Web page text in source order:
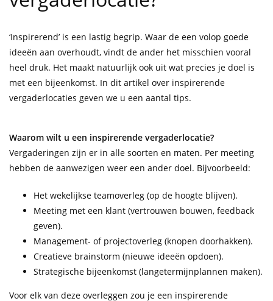
‘Inspirerend’ is een lastig begrip. Waar de een volop goede
ideeën aan overhoudt, vindt de ander het misschien vooral
heel druk. Het maakt natuurlijk ook uit wat precies je doel is
met een bijeenkomst. In dit artikel over inspirerende
vergaderlocaties geven we u een aantal tips.
Waarom wilt u een inspirerende vergaderlocatie?
Vergaderingen zijn er in alle soorten en maten. Per meeting
hebben de aanwezigen weer een ander doel. Bijvoorbeeld:
Het wekelijkse teamoverleg (op de hoogte blijven).
Meeting met een klant (vertrouwen bouwen, feedback
geven).
Management- of projectoverleg (knopen doorhakken).
Creatieve brainstorm (nieuwe ideeën opdoen).
Strategische bijeenkomst (langetermijnplannen maken).
Voor elk van deze overleggen zou je een inspirerende